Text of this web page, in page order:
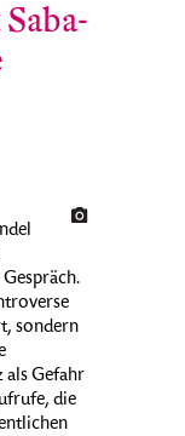
sondern
als Gefahr
die